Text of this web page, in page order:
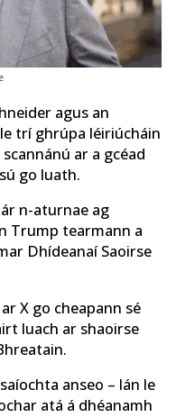
agus an
trí ghrúpa léiriúcháin
ar a gcéad
go luath.
n-aturnae ag
Trump tearmann a
Dhídeanaí Saoirse
X go cheapann sé
luach ar shaoirse
anseo – lán le
atá á dhéanamh